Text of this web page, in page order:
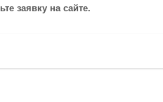
заявку на сайте.